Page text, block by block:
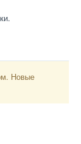
Новые